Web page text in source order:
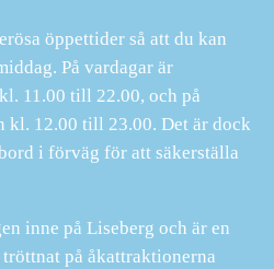
öppettider så att du kan
På vardagar är
11.00 till 22.00, och på
kl. 12.00 till 23.00. Det är dock
i förväg för att säkerställa
inne på Liseberg och är en
på åkattraktionerna